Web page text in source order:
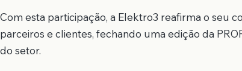
Com esta participação, a Elektro3 reafirma o seu
parceiros e clientes, fechando uma edição da
do setor.